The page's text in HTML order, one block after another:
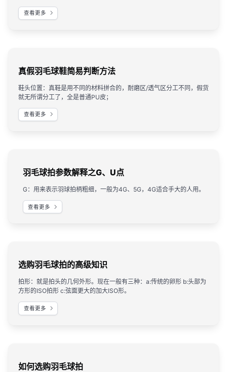
查看更多
真假羽毛球鞋简易判断方法
鞋头位置：真鞋是用不同的材料拼合的，耐磨区/透气区分工不同，假货
就无所谓分工了，全是普通PU皮；
查看更多
羽毛球拍参数解释之G、U点
G：用来表示羽球拍柄粗细，一般为4G、5G，4G适合手大的人用。
查看更多
选购羽毛球拍的高级知识
拍形：就是拍头的几何外形。现在一般有三种：a:传统的卵形 b:头部为
方形的ISO拍形 c:弦面更大的加大ISO形。
查看更多
如何选购羽毛球拍